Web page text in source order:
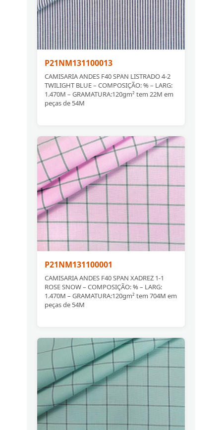
P21NM131100013
CAMISARIA ANDES F40 SPAN LISTRADO 4-2
TWILIGHT BLUE – COMPOSIÇÃO: % – LARG:
1.470M – GRAMATURA:120gm² tem 22M em
peças de 54M
P21NM131100001
CAMISARIA ANDES F40 SPAN XADREZ 1-1
ROSE SNOW – COMPOSIÇÃO: % – LARG:
1.470M – GRAMATURA:120gm² tem 704M em
peças de 54M